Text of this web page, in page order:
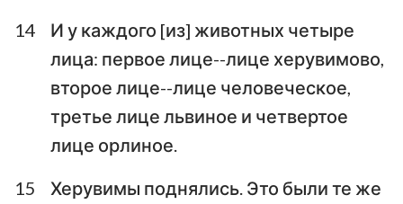
14
И у каждого [из] животных четыре
лица: первое лице--лице херувимово,
второе лице--лице человеческое,
третье лице львиное и четвертое
лице орлиное.
15
Херувимы поднялись. Это были те же